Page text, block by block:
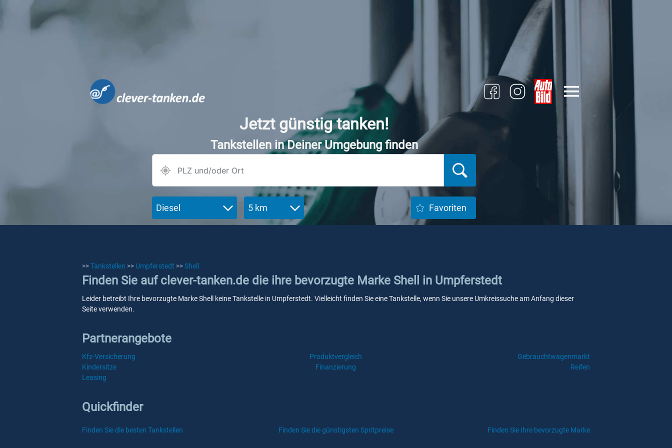
Jetzt günstig tanken!
Tankstellen in Deiner Umgebung finden
Diesel 5 km Favoriten
>>Tankstellen >> Umpferstedt >>Shell
Finden Sie auf clever-tanken.de die ihre bevorzugte Marke Shell in Umpferstedt
Leider betreibt Ihre bevorzugte Marke Shell keine Tankstelle in Umpferstedt. Vielleicht finden Sie eine Tankstelle, wenn Sie unsere Umkreissuche am Anfang dieser
Seite verwenden.
Partnerangebote
Kfz-Versicherung Produktvergleich
Gebrauchtwagenmarkt
Kindersitze
Finanzierung
Reifen
Leasing
Quickfinder
Finden Sie die besten Tankstellen Finden Sie die günstigsten Spritpreise Finden Sie Ihre bevorzugte Marke